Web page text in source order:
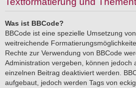
Was ist BBCode?
BBCode ist eine spezielle Umsetzung
weitreichende
Rechte zur Verwendung von BBCode
Administration vergeben, können jedoch
einzelnen Beitrag deaktiviert werden.
aufgebaut, jedoch werden Tags von